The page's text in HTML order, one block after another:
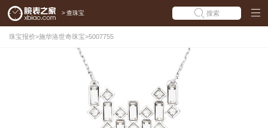
> 查珠宝 搜索
珠宝报价>施华洛世奇珠宝>5007755